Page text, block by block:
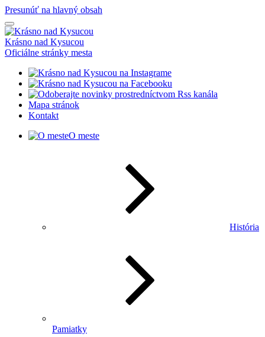
Presunúť na hlavný obsah
Krásno nad Kysucou
Oficiálne stránky mesta
Mapa stránok
Kontakt
O meste
História
Pamiatky